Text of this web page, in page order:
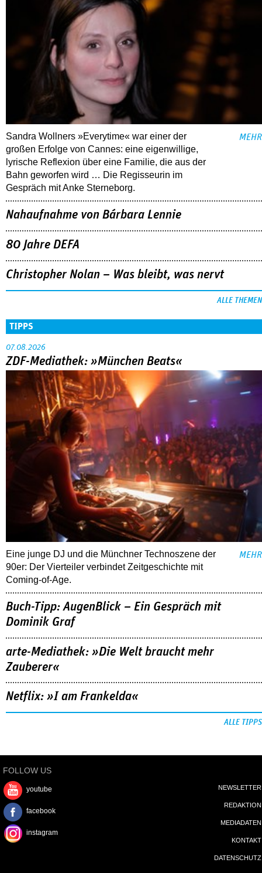
Sandra Wollners »Everytime« war einer der
großen Erfolge von Cannes: eine eigenwillige,
lyrische Reflexion über eine ­Familie, die aus der
Bahn geworfen wird … Die Regisseurin im
Gespräch mit Anke Sterneborg.
MEHR
Nahaufnahme von Bárbara Lennie
80 Jahre DEFA
Christopher Nolan – Was bleibt, was nervt
ALLE THEMEN
TIPPS
07.08.2026
ZDF-Mediathek: »München Beats«
Eine junge DJ und die Münchner Technoszene der
90er: Der Vierteiler verbindet Zeitgeschichte mit
Coming-of-Age.
MEHR
Buch-Tipp: AugenBlick – Ein Gespräch mit
Dominik Graf
arte-Mediathek: »Die Welt braucht mehr
Zauberer«
Netflix: »I am Frankelda«
ALLE TIPPS
FOLLOW US
youtube
facebook
instagram
NEWSLETTER
REDAKTION
MEDIADATEN
KONTAKT
DATENSCHUTZ